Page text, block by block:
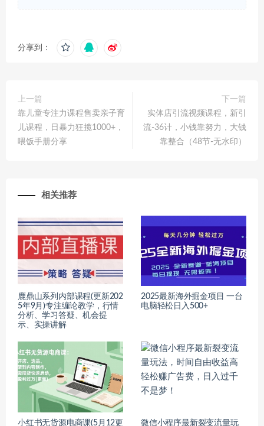
分享到：
上一篇
靠儿童专注力课程售卖亲子育
儿课程，日暴力狂揽1000+，
喂饭手册分享
下一篇
实体店引流视频课程，新引
流-36计，小钱靠努力，大钱
靠整合（48节-无水印）
相关推荐
鹿鼎山系列内部课程(更新202
5年9月)专注缠论教学，行情
分析、学习答疑、机会提
示、实操讲解
2025最新海外掘金项目 一台
电脑轻松日入500+
小红书无货源电商课(5月12更 微信小程序最新裂变流量玩